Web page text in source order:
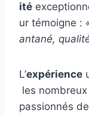
ité
ur témoigne :
antané,
L’expérience
les
passionnés